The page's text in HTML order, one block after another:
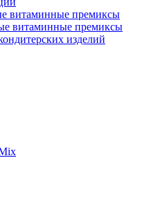
витаминные премиксы
витаминные премиксы
изделий